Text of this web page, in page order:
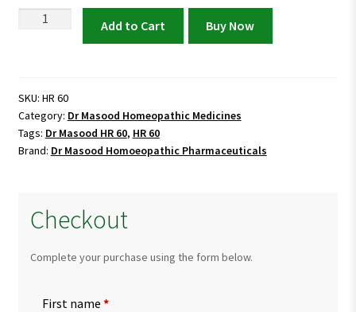
(STOMA)
quantity
Add to Cart Buy Now
SKU: HR 60
Category: Dr Masood Homeopathic Medicines
Tags: Dr Masood HR 60, HR 60
Brand: Dr Masood Homoeopathic Pharmaceuticals
Checkout
Complete your purchase using the form below.
First name *